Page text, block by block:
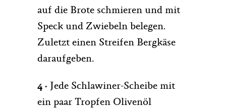
auf die Brote schmieren und mit
Speck und Zwiebeln belegen.
Zuletzt einen Streifen Bergkäse
daraufgeben.
4 · Jede Schlawiner-Scheibe mit
ein paar Tropfen Olivenöl